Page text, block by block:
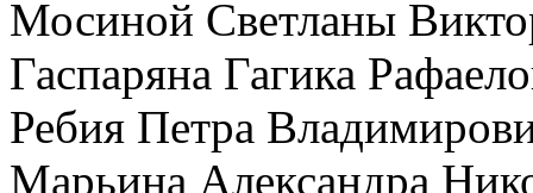
Мосиной Светланы
Гаспаряна Гагика
Ребия Петра
Марьина Александра